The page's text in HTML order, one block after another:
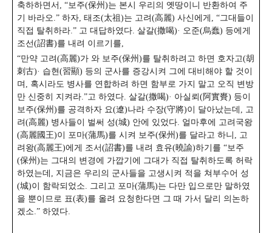
축하하면서, “보주(保州)는 본시 우리의 옛땅이니 반환하여 주
기 바라오.” 하자, 태조(太祖)는 고려(高麗) 사신에게, “그대들이
직접 탈취하라.” 고 대답하였다. 살갈(撒喝)· 오준(烏蠢) 등에게
조선(詔書)를 내려 이르기를,
“만약 고려(高麗)가 와 보주(保州)를 탈취하려고 하면 호자고(胡
刺古)· 습현(習顯) 등의 군사를 증강시켜 그에 대비해야 할 것이
며, 혹시라도 병사를 연합하려 하면 함부로 가지 말고 오직 변방
만 신중히 지켜라.”고 하였다. 살갈(撒喝)· 아실뢰(阿實賚) 등이
보주(保州)를 공격하자 요(遼)나라 수장(守將)이 달아났는데, 고
려(高麗) 병사들이 벌써 성(城) 안에 있었다. 얼마후에 고려국왕
(高麗國王)이 포마(蒲馬)를 시켜 보주(保州)를 달라고 하니, 고
려왕(高麗王)에게 조서(詔書)를 내려 효유(曉諭)하기를 “보주
(保州)는 그대의 변경에 가깝기에 그대가 직접 탈취하도록 허락
하였는데, 지금은 우리의 군사들을 고생시켜 적을 쳐부수어 성
(城)이 함락되었소. 그리고 포마(蒲馬)는 다만 입으로만 말하였
을 뿐이므로 표(表)를 올려 요청한다면 그 때 가서 달리 의논하
겠소.” 하였다.